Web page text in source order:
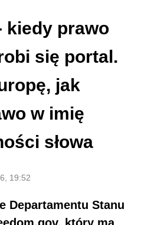
kiedy prawo
się portal.
jak
w imię
słowa
19:52
Departamentu Stanu